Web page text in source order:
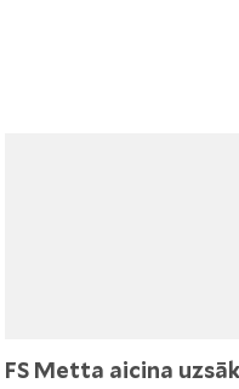
FS Metta aicina